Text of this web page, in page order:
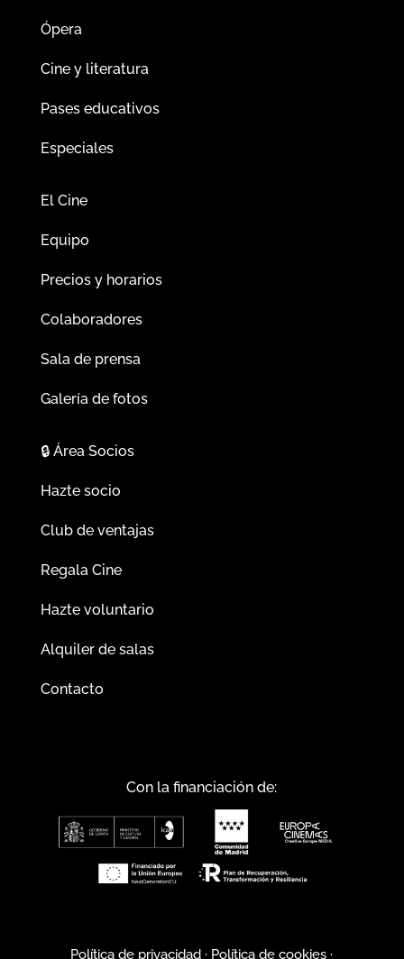
Ópera
Cine y literatura
Pases educativos
Especiales
El Cine
Equipo
Precios y horarios
Colaboradores
Sala de prensa
Galería de fotos
🔒Área Socios
Hazte socio
Club de ventajas
Regala Cine
Hazte voluntario
Alquiler de salas
Contacto
Con la financiación de:
Política de privacidad · Política de cookies ·